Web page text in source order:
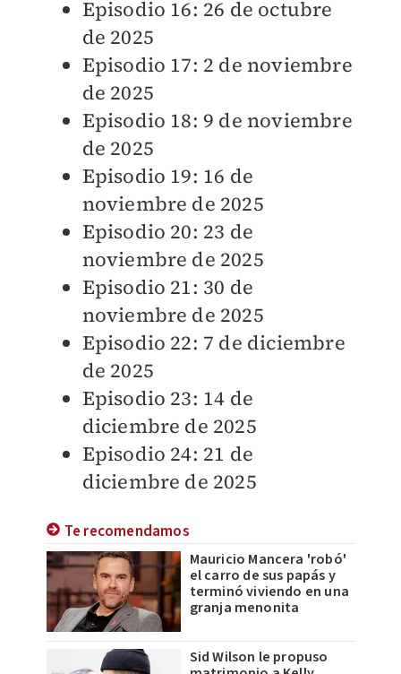
Episodio 16: 26 de octubre
de 2025
Episodio 17: 2 de noviembre
de 2025
Episodio 18: 9 de noviembre
de 2025
Episodio 19: 16 de
noviembre de 2025
Episodio 20: 23 de
noviembre de 2025
Episodio 21: 30 de
noviembre de 2025
Episodio 22: 7 de diciembre
de 2025
Episodio 23: 14 de
diciembre de 2025
Episodio 24: 21 de
diciembre de 2025
Te recomendamos
Mauricio Mancera 'robó'
el carro de sus papás y
terminó viviendo en una
granja menonita
Sid Wilson le propuso